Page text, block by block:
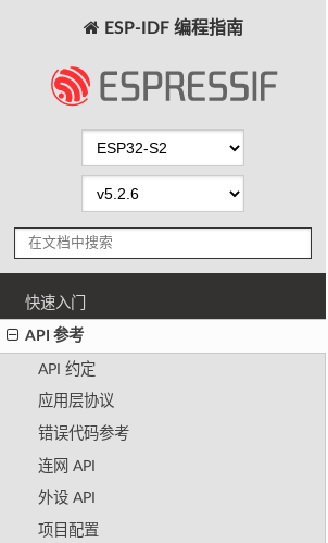
ESP-IDF 编程指南
快速入门
API 参考
API 约定
应用层协议
错误代码参考
连网 API
外设 API
项目配置